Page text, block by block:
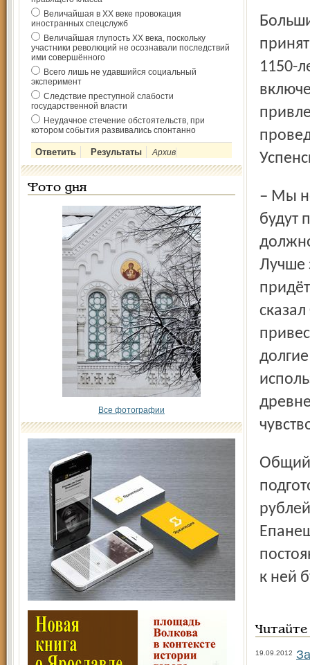
Величайшая в ХХ веке провокация
иностранных спецслужб
Величайшая глупость ХХ века, поскольку
участники революций не осознавали последствий
ими совершённого
Всего лишь не удавшийся социальный
эксперимент
Следствие преступной слабости
государственной власти
Неудачное стечение обстоятельств, при
котором события развивались спонтанно
Архив
Фото дня
Все фотографии
Большим подспорьем в решении проблем Ростова станет
1150-
– Мы не закончим все работы в городе к юбилею – они
будут
Лучше
Общий объём финансирования всех мероприятий по
к ней
19.09.2012